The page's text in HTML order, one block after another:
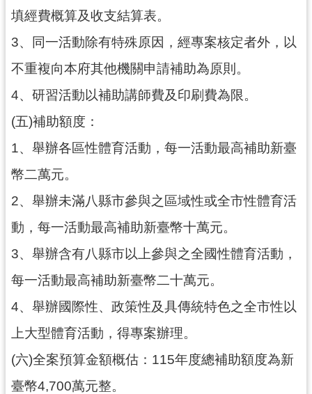
覽
市
信
箱
E
n
g
i
h
桃
園
市
政
隱
權
政
填經費概算及收支結算表。
3、同一活動除有特殊原因，經專案核定者外，以
不重複向本府其他機關申請補助為原則。
4、研習活動以補助講師費及印刷費為限。
(五)補助額度：
1、舉辦各區性體育活動，每一活動最高補助新臺
幣二萬元。
2、舉辦未滿八縣市參與之區域性或全市性體育活
動，每一活動最高補助新臺幣十萬元。
3、舉辦含有八縣市以上參與之全國性體育活動，
每一活動最高補助新臺幣二十萬元。
4、舉辦國際性、政策性及具傳統特色之全市性以
上大型體育活動，得專案辦理。
(六)全案預算金額概估：115年度總補助額度為新
臺幣4,700萬元整。